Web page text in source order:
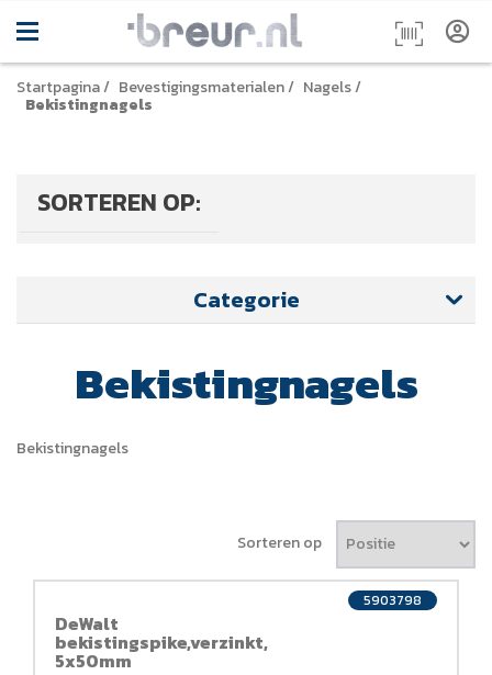
Startpagina/ Bevestigingsmaterialen/ Nagels/
Bekistingnagels
SORTEREN OP:
Categorie
Bekistingnagels
Bekistingnagels
Sorteren op
DeWalt
bekistingspike,verzinkt,
5x50mm
5903798